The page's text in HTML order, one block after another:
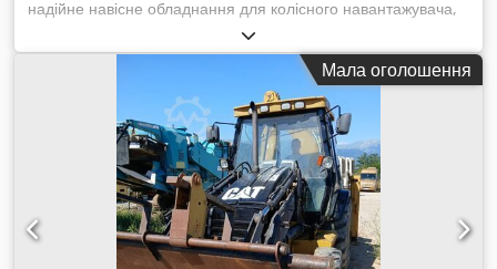
надійне навісне обладнання для колісного навантажувача,
розроблене для безпечного та ефективного переміщення
блоків мармуру. Воно має посилену сталеву конструкцію,
адаптовано під конкретну модель машини,
характеризується високою вантажопідйомністю та надійною
роботою у складних умовах кар’єрів і підприємств з обробки
каменю. Для отримання детальної інформації та уточнення
цін, будь ласка, зверніться до нас. Dkedpfx Aozlbmmjhher
Мала оголошення